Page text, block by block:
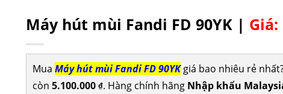
Máy hút mùi Fandi FD 90YK | Giá:
Mua Máy hút mùi Fandi FD 90YKgiá bao nhiêu rẻ nhất?
còn 5.100.000 ₫. Hàng chính hãng Nhập khẩu